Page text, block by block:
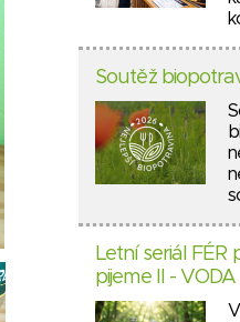
Soutěž
Letní seriál FÉR
pijeme II - VODA